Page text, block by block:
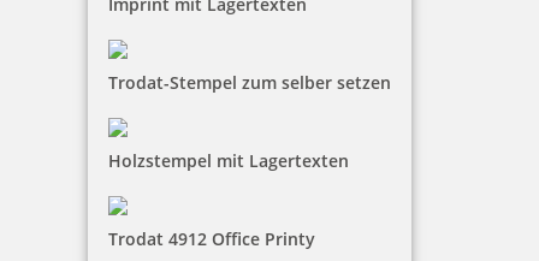
Trodat-Stempel zum selber setzen
Holzstempel mit Lagertexten
Trodat 4912 Office Printy